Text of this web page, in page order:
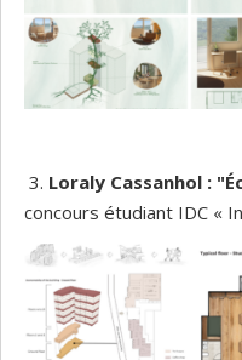
3. Loraly Cassanhol : "
concours étudiant IDC «